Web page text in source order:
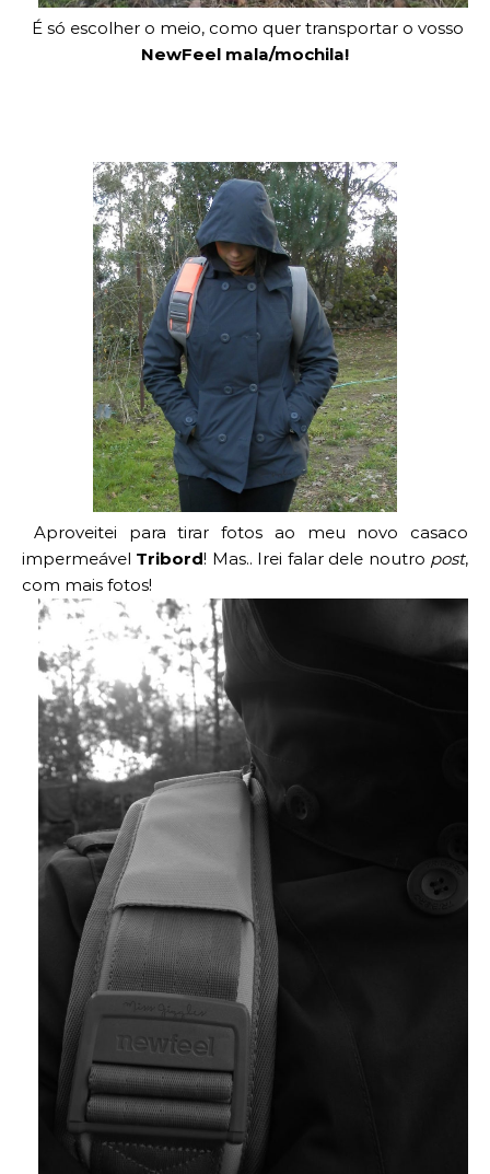
É só escolher o meio, como quer transportar o vosso
NewFeel mala/mochila!
Aproveitei para tirar fotos ao meu novo casaco
impermeável Tribord! Mas.. Irei falar dele noutro post,
com mais fotos!